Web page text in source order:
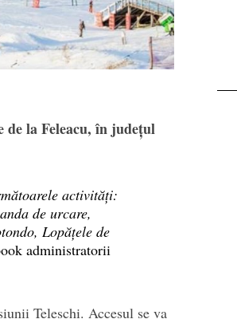
de la Feleacu, în județul
activități:
de urcare,
Lopățele de
administratorii
Teleschi. Accesul se va